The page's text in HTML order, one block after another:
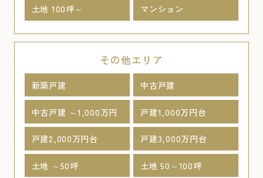
土地 100坪～ マンション
その他エリア
新築戸建 中古戸建
中古戸建 ～1,000万円 戸建1,000万円台
戸建2,000万円台 戸建3,000万円台
土地 ～50坪 土地 50～100坪